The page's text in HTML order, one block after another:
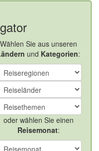
Wählen Sie aus unseren
und Kategorien:
oder wählen Sie einen
Reisemonat: